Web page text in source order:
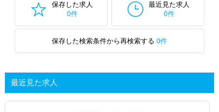
保存した求人
0件
最近見た求人
0件
保存した検索条件から再検索する 0件
最近見た求人